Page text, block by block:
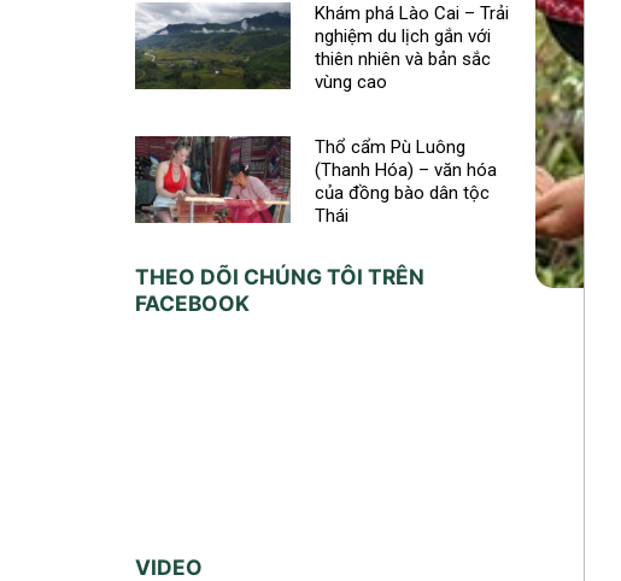
Khám phá Lào Cai – Trải
nghiệm du lịch gắn với
thiên nhiên và bản sắc
vùng cao
Thổ cẩm Pù Luông
(Thanh Hóa) – văn hóa
của đồng bào dân tộc
Thái
THEO DÕI CHÚNG TÔI TRÊN
FACEBOOK
VIDEO